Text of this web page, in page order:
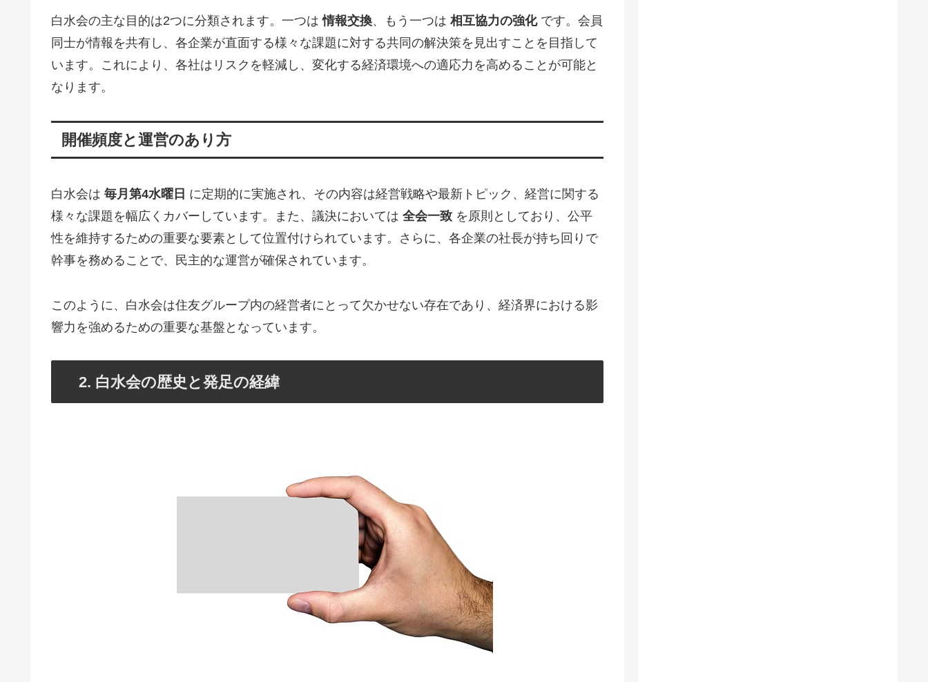
白水会の主な目的は2つに分類されます。一つは情報交換、もう一つは 相互協力の強化です。会員
同士が情報を共有し、各企業が直面する様々な課題に対する共同の解決策を見出すことを目指して
います。これにより、各社はリスクを軽減し、変化する経済環境への適応力を高めることが可能と
なります。
開催頻度と運営のあり方
白水会は 毎月第4水曜日 に定期的に実施され、その内容は経営戦略や最新トピック、経営に関する
様々な課題を幅広くカバーしています。また、議決においては 全会一致 を原則としており、公平
性を維持するための重要な要素として位置付けられています。さらに、各企業の社長が持ち回りで
幹事を務めることで、民主的な運営が確保されています。
このように、白水会は住友グループ内の経営者にとって欠かせない存在であり、経済界における影
響力を強めるための重要な基盤となっています。
2. 白水会の歴史と発足の経緯